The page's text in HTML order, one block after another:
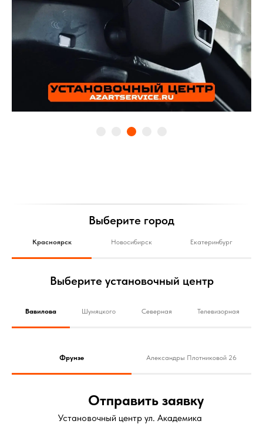
Выберите город
Красноярск Новосибирск Екатеринбург
Выберите установочный центр
Вавилова Шумяцкого Северная Телевизорная
Фрунзе Александры Плотниковой 26
Отправить заявку
Установочный центр ул. Академика